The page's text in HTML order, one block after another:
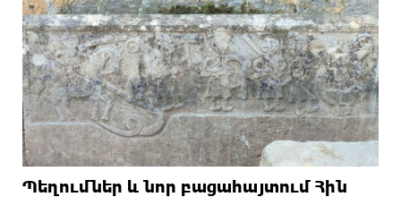
Պեղումներ և նոր բացահայտում Հին